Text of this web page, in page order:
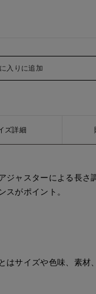
入りに追加
ズ詳細
ジャスターによる長さ
スがポイント。
はサイズや色味、素材